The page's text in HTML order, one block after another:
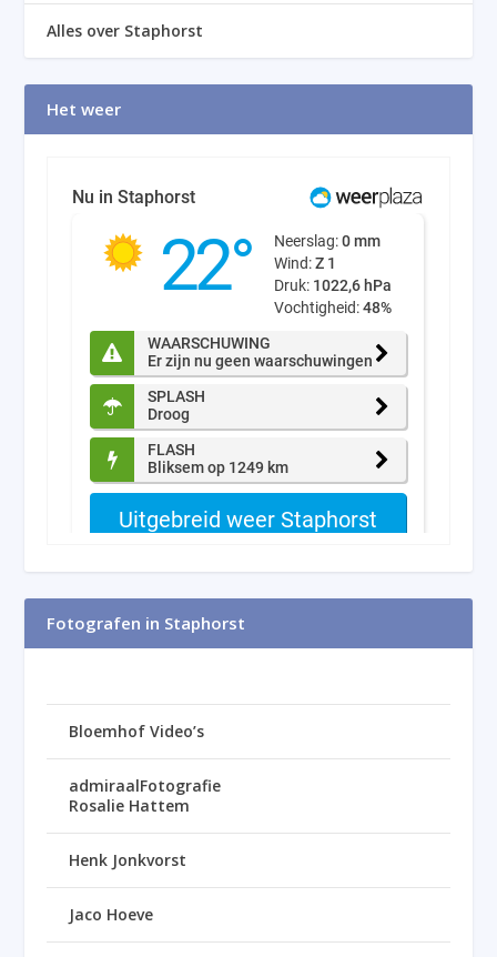
Alles over Staphorst
Het weer
Fotografen in Staphorst
Bloemhof Video’s
admiraalFotografie
Rosalie Hattem
Henk Jonkvorst
Jaco Hoeve